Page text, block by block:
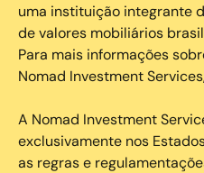
uma instituição integrante
de valores mobiliários
Para mais informações
Nomad Investment
A Nomad Investment
exclusivamente nos
as regras e